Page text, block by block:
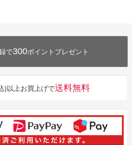
で300ポイントプレゼント
)以上お買上げで送料無料